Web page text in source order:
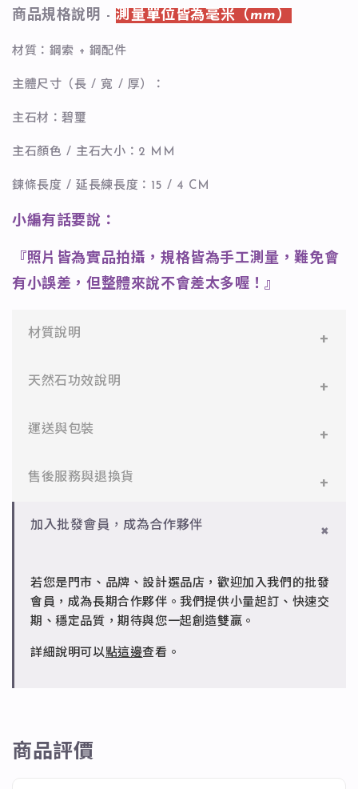
商品規格說明 -測量單位皆為毫米（mm）
材質：鋼索 + 鋼配件
主體尺寸（長 / 寬 / 厚）：
主石材：碧璽
主石顏色 / 主石大小：2 MM
鍊條長度 / 延長練長度：15 / 4 CM
小編有話要說：
『照片皆為實品拍攝，規格皆為手工測量，難免會
有小誤差，但整體來說不會差太多喔！』
材質說明
✻ 316L不鏽鋼
標準銀合金，搭配電鍍銠處理，延緩氧化，適合輕珠
✻ 銅台電鍍飾品
天然石功效說明
✨藍磷灰➡消除身心的緊張有助於考試及比賽順利。
化體力與力氣 招來好運與財運。
✨紫水晶➡心境平和，可開智慧、帶來靈感的寶石。
✨太陽石➡解放壓抑的感情及帶來幸福感。
✨石榴石➡提高熱情、代表不渝的愛。意志薄弱的人配
✨黑尖晶➡增強洞察力、保持毅力。這種顏色具有保
運送與包裝
一般會員：一件即享免運與精美包裝，超商取貨或宅配
批發會員：達門檻享免運優惠，出貨時間約為2個工作
售後服務與退換貨
✻ 一般會員
✻ 批發會員
請聯繫 LINE 客服 @jfq1926j 協助處理。
加入批發會員，成為合作夥伴
若您是門市、品牌、設計選品店，歡迎加入我們的批發
會員，成為長期合作夥伴。我們提供小量起訂、快速交
期、穩定品質，期待與您一起創造雙贏。
詳細說明可以點這邊查看。
商品評價